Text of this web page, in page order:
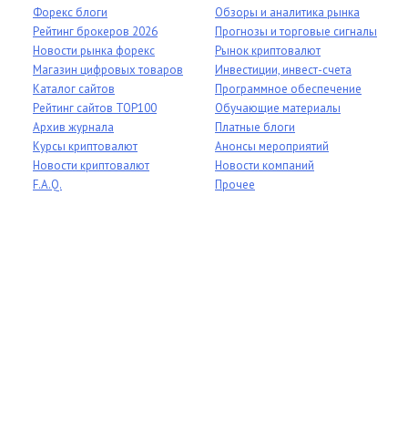
Форекс блоги
Рейтинг брокеров 2026
Новости рынка форекс
Магазин цифровых товаров
Каталог сайтов
Рейтинг сайтов TOP100
Архив журнала
Курсы криптовалют
Новости криптовалют
F.A.Q.
Обзоры и аналитика рынка
Прогнозы и торговые сигналы
Рынок криптовалют
Инвестиции, инвест-счета
Программное обеспечение
Обучающие материалы
Платные блоги
Анонсы мероприятий
Новости компаний
Прочее